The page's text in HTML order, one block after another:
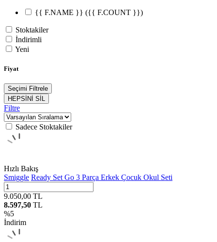
{{ F.NAME }} ({{ F.COUNT }})
Stoktakiler
İndirimli
Yeni
Fiyat
Seçimi Filtrele
HEPSİNİ SİL
Filtre
Sadece Stoktakiler
Hızlı Bakış
Smiggle Ready Set Go 3 Parça Erkek Çocuk Okul Seti
9.050,00 TL
8.597,50 TL
%5
İndirim